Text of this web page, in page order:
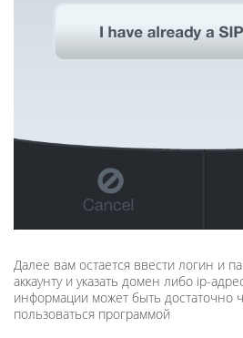
Далее вам остается ввести логин и
аккаунту и указать домен либо ip-
информации может быть достаточно
пользоваться программой